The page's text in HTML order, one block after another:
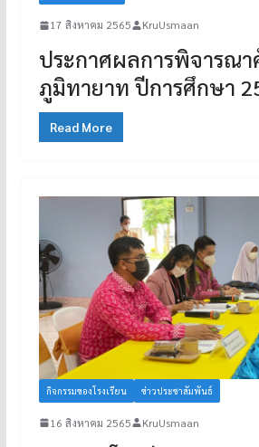
17 สิงหาคม 2565 KruUsmaan
ประกาศผลการพิจารณ
ภูมิทายาท ปีการศึกษา
Read More
กิจกรรมของโรงเรียน ข่าวประชาสัมพันธ์
16 สิงหาคม 2565 KruUsmaan